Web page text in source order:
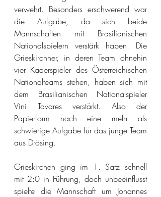
verwehrt. Besonders erschwerend war
die Aufgabe, da sich beide
Mannschaften mit Brasilianischen
Nationalspielern verstärk haben. Die
Grieskirchner, in deren Team ohnehin
vier Kaderspieler des Österreichischen
Nationalteams stehen, haben sich mit
dem Brasilianischen Nationalspieler
Vini Tavares verstärkt. Also der
Papierform nach eine mehr als
schwierige Aufgabe für das junge Team
aus Drösing.
Grieskirchen ging im 1. Satz schnell
mit 2:0 in Führung, doch unbeeinflusst
spielte die Mannschaft um Johannes